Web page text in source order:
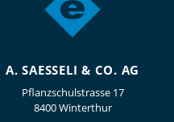
A. SAESSELI & CO. AG
Pflanzschulstrasse 17
8400 Winterthur